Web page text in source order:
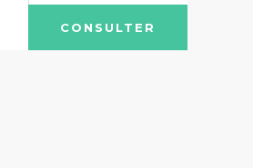
CONSULTER